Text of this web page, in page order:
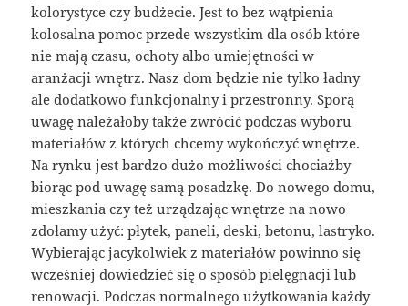
kolorystyce czy budżecie. Jest to bez wątpienia
kolosalna pomoc przede wszystkim dla osób które
nie mają czasu, ochoty albo umiejętności w
aranżacji wnętrz. Nasz dom będzie nie tylko ładny
ale dodatkowo funkcjonalny i przestronny. Sporą
uwagę należałoby także zwrócić podczas wyboru
materiałów z których chcemy wykończyć wnętrze.
Na rynku jest bardzo dużo możliwości chociażby
biorąc pod uwagę samą posadzkę. Do nowego domu,
mieszkania czy też urządzając wnętrze na nowo
zdołamy użyć: płytek, paneli, deski, betonu, lastryko.
Wybierając jacykolwiek z materiałów powinno się
wcześniej dowiedzieć się o sposób pielęgnacji lub
renowacji. Podczas normalnego użytkowania każdy